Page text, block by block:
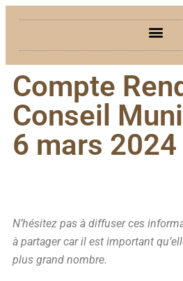
Compte
Conseil
6 mars 2024
N’hésitez pas à diffuser ces
à partager car il est important
plus grand nombre.